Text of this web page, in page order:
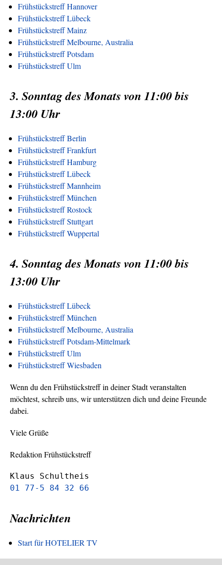
Frühstückstreff Hannover
Frühstückstreff Lübeck
Frühstückstreff Mainz
Frühstückstreff Melbourne, Australia
Frühstückstreff Potsdam
Frühstückstreff Ulm
3. Sonntag des Monats von 11:00 bis
13:00 Uhr
Frühstückstreff Berlin
Frühstückstreff Frankfurt
Frühstückstreff Hamburg
Frühstückstreff Lübeck
Frühstückstreff Mannheim
Frühstückstreff München
Frühstückstreff Rostock
Frühstückstreff Stuttgart
Frühstückstreff Wuppertal
4. Sonntag des Monats von 11:00 bis
13:00 Uhr
Frühstückstreff Lübeck
Frühstückstreff München
Frühstückstreff Melbourne, Australia
Frühstückstreff Potsdam-Mittelmark
Frühstückstreff Ulm
Frühstückstreff Wiesbaden
Wenn du den Frühstückstreff in deiner Stadt veranstalten
möchtest, schreib uns, wir unterstützen dich und deine Freunde
dabei.
Viele Grüße
Redaktion Frühstückstreff
Klaus Schultheis
01 77-5 84 32 66
Nachrichten
Start für HOTELIER TV